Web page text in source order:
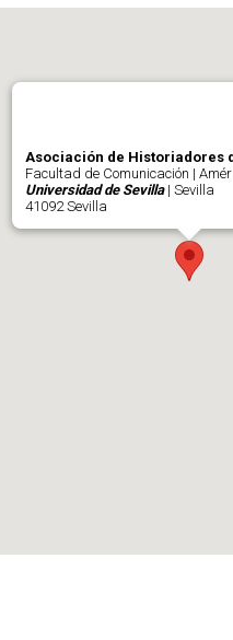
Asociación de Historiadores
Facultad de Comunicación |
Universidad de Sevilla| Sevilla
41092 Sevilla